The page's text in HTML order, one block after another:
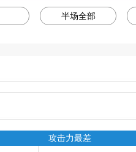
半场全部
攻击力最差